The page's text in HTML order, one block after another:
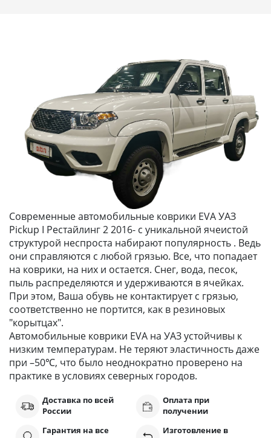
Современные автомобильные коврики EVA УАЗ
Pickup I Рестайлинг 2 2016- с уникальной ячеистой
структурой неспроста набирают популярность . Ведь
они справляются с любой грязью. Все, что попадает
на коврики, на них и остается. Снег, вода, песок,
пыль распределяются и удерживаются в ячейках.
При этом, Ваша обувь не контактирует с грязью,
соответственно не портится, как в резиновых
"корытцах".
Автомобильные коврики EVA на УАЗ устойчивы к
низким температурам. Не теряют эластичность даже
при –50℃, что было неоднократно проверено на
практике в условиях северных городов.
Доставка по всей
России
Оплата при
получении
Гарантия на все
Изготовление в